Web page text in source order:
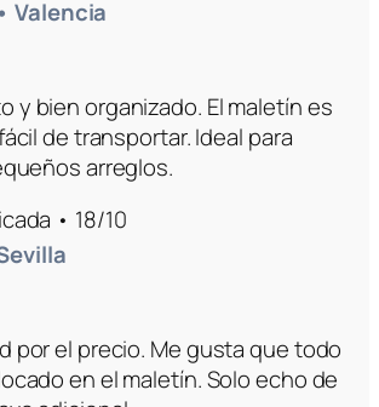
• Valencia
y bien organizado. El maletín es
de transportar. Ideal para
arreglos.
• 18/10
por el precio. Me gusta que todo
en el maletín. Solo echo de